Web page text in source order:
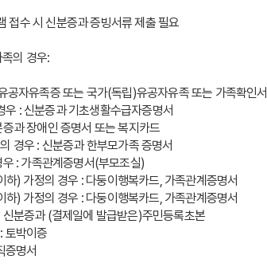
접수 시 신분증과 증빙서류 제출 필요
의 경우:
공자유족증 또는 국가(독립)유공자유족 또는 가족확인서
: 신분증과 기초생활수급자증명서
과 장애인 증명서 또는 복지카드
경우 : 신분증과 한부모가족 증명서
: 가족관계증명서(부모조실)
) 가정의 경우 : 다둥이행복카드, 가족관계증명서
) 가정의 경우 : 다둥이행복카드, 가족관계증명서
분증과 (결제일에 발급받은)주민등록초본
토박이증
증명서